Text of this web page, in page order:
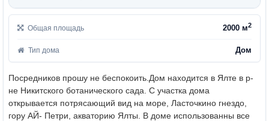
Общая площадь 2000 м2
Тип дома Дом
Посредников прошу не беспокоить.Дом находится в Ялте в р-
не Никитского ботанического сада. С участка дома
открывается потрясающий вид на море, Ласточкино гнездо,
гору АЙ- Петри, акваторию Ялты. В доме использованны все